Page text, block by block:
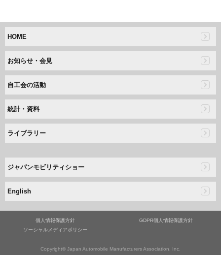
HOME
お知らせ・会見
自工会の活動
統計・資料
ライブラリー
ジャパンモビリティショー
English
個人情報保護方針
GDPR個人情報保護方針
ソーシャルメディアポリシー
Copyright© Japan Automobile Manufacturers Association, Inc.